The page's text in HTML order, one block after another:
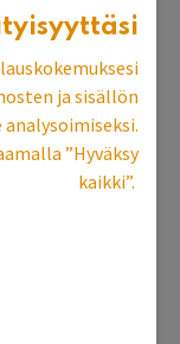
ja sisällön
”Hyväksy
kaikki”.